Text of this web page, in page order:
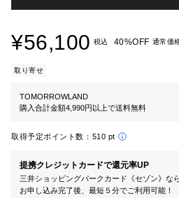
¥56,100 税込 40%OFF 通常価
取り寄せ
TOMORROWLAND
購入合計金額4,990円以上で送料無料
取得予定ポイント数： 510 pt
提携クレジットカードで還元率UP
三井ショッピングパークカード《セゾン》な
お申し込み完了後、最短５分でご利用可能！